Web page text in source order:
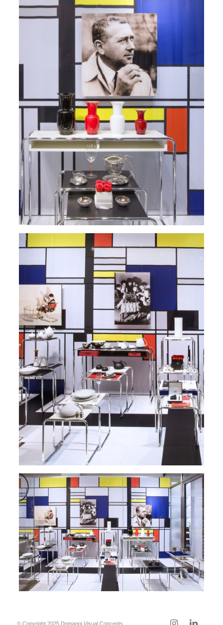
© Copyright 2025 Domagoj Visual Concepts